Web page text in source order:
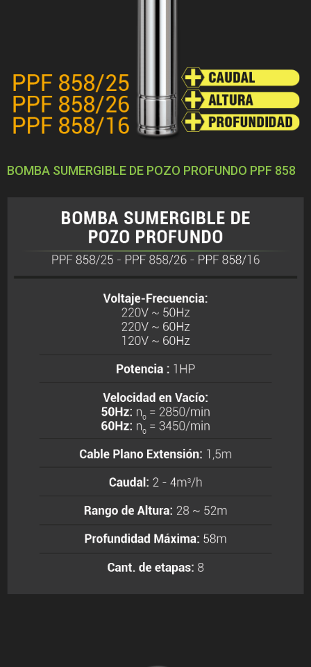
BOMBA SUMERGIBLE DE POZO PROFUNDO PPF 858